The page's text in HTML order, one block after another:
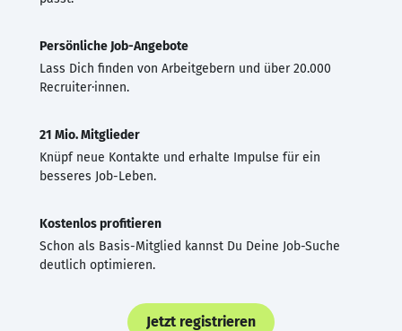
Persönliche Job-Angebote
Lass Dich finden von Arbeitgebern und über 20.000
Recruiter·innen.
21 Mio. Mitglieder
Knüpf neue Kontakte und erhalte Impulse für ein
besseres Job-Leben.
Kostenlos profitieren
Schon als Basis-Mitglied kannst Du Deine Job-Suche
deutlich optimieren.
Jetzt registrieren